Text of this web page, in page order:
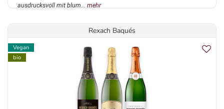
ausdrucksvoll mit blum... mehr
Rexach Baqués
Vegan
bio